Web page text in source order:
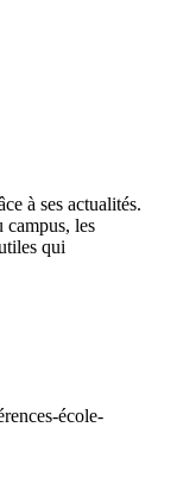
à ses actualités.
campus, les
qui